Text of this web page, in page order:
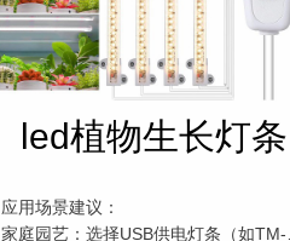
led植物生长灯条
应用场景建议：
家庭园艺：选择USB供电灯条（如TM-AG12），搭配花架安装，每日补光4-6小时。